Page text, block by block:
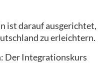
ist darauf ausgerichtet,
zu erleichtern.
Der Integrationskurs